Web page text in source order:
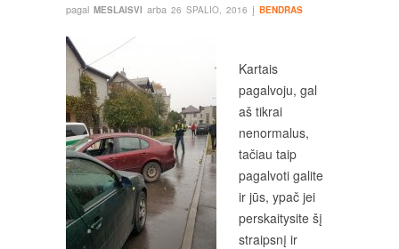
pagal MESLAISVI arba 26 SPALIO, 2016 į BENDRAS
Kartais
pagalvoju, gal
aš tikrai
nenormalus,
tačiau taip
pagalvoti galite
ir jūs, ypač jei
perskaitysite šį
straipsnį ir